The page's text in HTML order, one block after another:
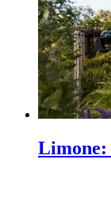
Limone: